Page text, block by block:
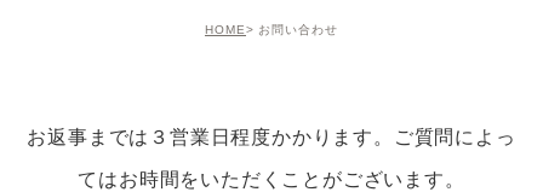
HOME お問い合わせ
お返事までは３営業日程度かかります。 ご質問によっ
てはお時間をいただくことがございます。